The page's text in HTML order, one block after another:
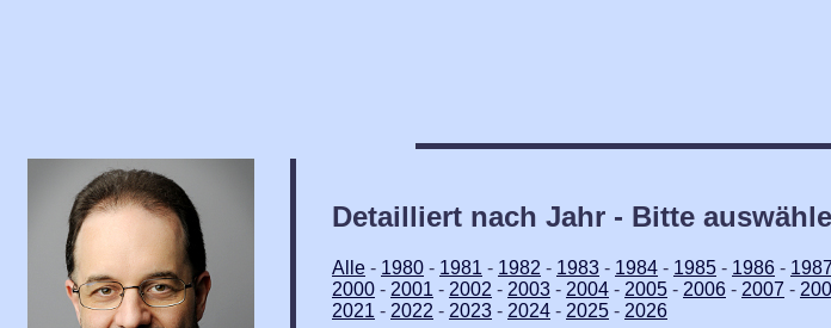
Detailliert nach Jahr - Bitte
Alle - 1980 - 1981 - 1982 - 1983 - 1984 - 1985 - 1986 - 1987
2000 - 2001 - 2002 - 2003 - 2004 - 2005 - 2006 - 2007 -
2021 - 2022 - 2023 - 2024 - 2025 - 2026